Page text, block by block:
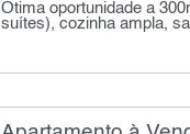
Ótima oportunidade a
suítes), cozinha ampla,